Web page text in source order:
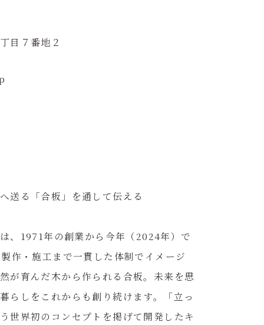
目７番地２
送る「合板」を通して伝える
、1971年の創業から今年（2024年）で
作・施工まで一貫した体制でイメージ
が育んだ木から作られる合板。未来を思
らしをこれからも創り続けます。「立っ
世界初のコンセプトを掲げて開発したキ